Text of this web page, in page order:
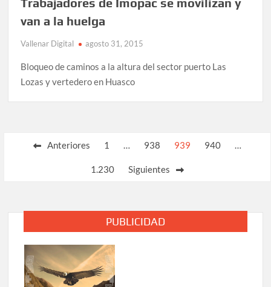
Trabajadores de Imopac se movilizan y
van a la huelga
Vallenar Digital agosto 31, 2015
Bloqueo de caminos a la altura del sector puerto Las
Lozas y vertedero en Huasco
Paginación
Anteriores 1 … 938 939 940 …
1.230 Siguientes
PUBLICIDAD